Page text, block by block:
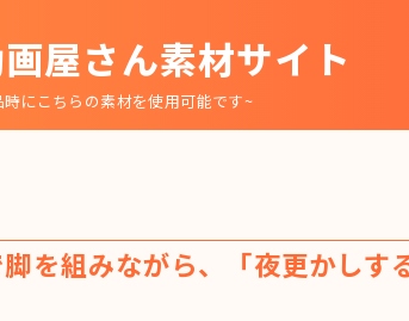
屋さん素材サイト
にこちらの素材を使用可能です~
を組みながら、「夜更かしす